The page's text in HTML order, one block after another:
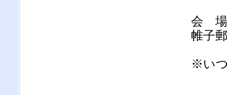
会
帷子
※い